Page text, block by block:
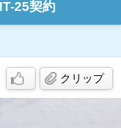
25契約
クリップ